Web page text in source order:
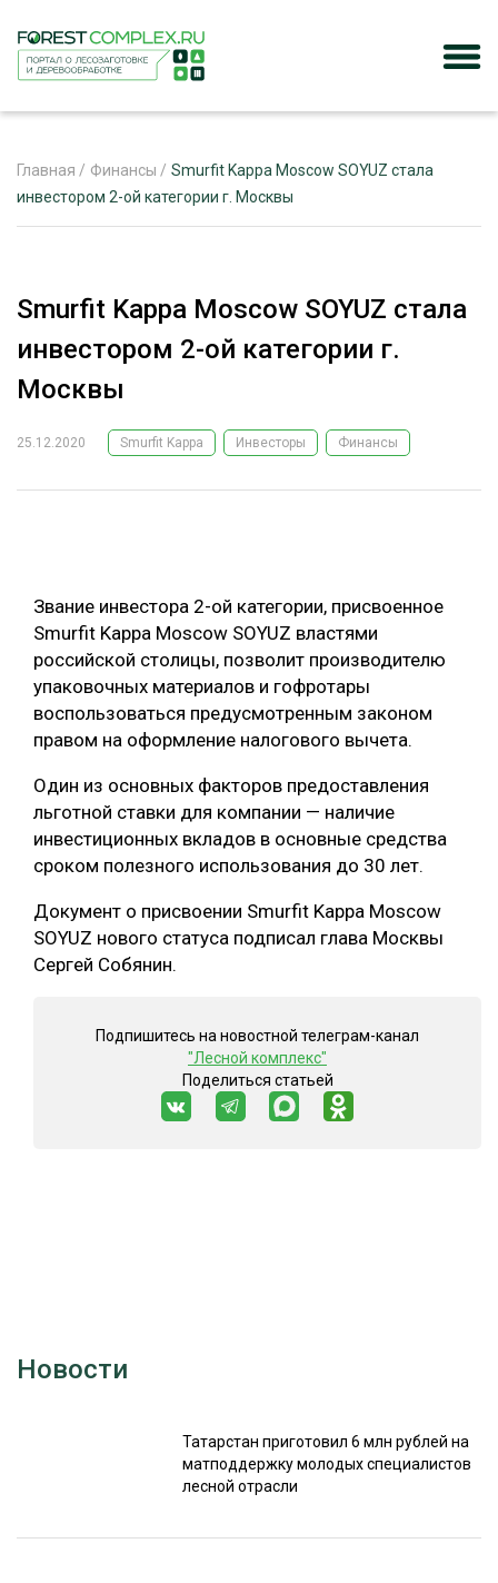
РЕКЛАМОДАТЕЛЯМ
ЛЕСНОЕ ХОЗЯЙСТВО
ЛЕСОЗАГОТОВКА
БИОЭНЕРГЕТИКА
ЛЕСОВОССТАНОВЛЕНИЕ И ЗАЩИТА
ЛОГИСТИКА
ПРОИЗВОДСТВО ДРЕВЕСНЫХ ПЛИТ
ЛЕСОПИЛЕНИЕ
ДЕРЕВЯННОЕ ДОМОСТРОЕНИЕ
БЕЗОПАСНОЕ ПРОИЗВОДСТВО
СУШКА ДРЕВЕСИНЫ
МЕБЕЛЬНОЕ ПРОИЗВОДСТВО
ТЕМАТИЧЕСКИЕ ПРОЕКТЫ
ПОДБОРКИ СТАТЕЙ
ЭКСПЕРТНОЕ МНЕНИЕ
Главная / Финансы / Smurfit Kappa Moscow SOYUZ стала
инвестором 2-ой категории г. Москвы
Smurfit Kappa Moscow SOYUZ стала
инвестором 2-ой категории г.
Москвы
25.12.2020 Smurfit Kappa Инвесторы Финансы
Звание инвестора 2-ой категории, присвоенное
Smurfit Kappa Moscow SOYUZ властями
российской столицы, позволит производителю
упаковочных материалов и гофротары
воспользоваться предусмотренным законом
правом на оформление налогового вычета.
Один из основных факторов предоставления
льготной ставки для компании — наличие
инвестиционных вкладов в основные средства
сроком полезного использования до 30 лет.
Документ о присвоении Smurfit Kappa Moscow
SOYUZ нового статуса подписал глава Москвы
Сергей Собянин.
Подпишитесь на новостной телеграм-канал
"Лесной комплекс"
Поделиться статьей
Новости
Татарстан приготовил 6 млн рублей на
матподдержку молодых специалистов
лесной отрасли